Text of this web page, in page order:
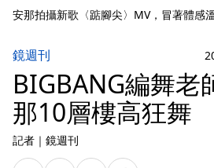
安那拍攝新歌〈踮腳尖〉MV，冒著體感
鏡週刊
BIGBANG編舞
那10層樓高狂舞
記者 ｜ 鏡週刊